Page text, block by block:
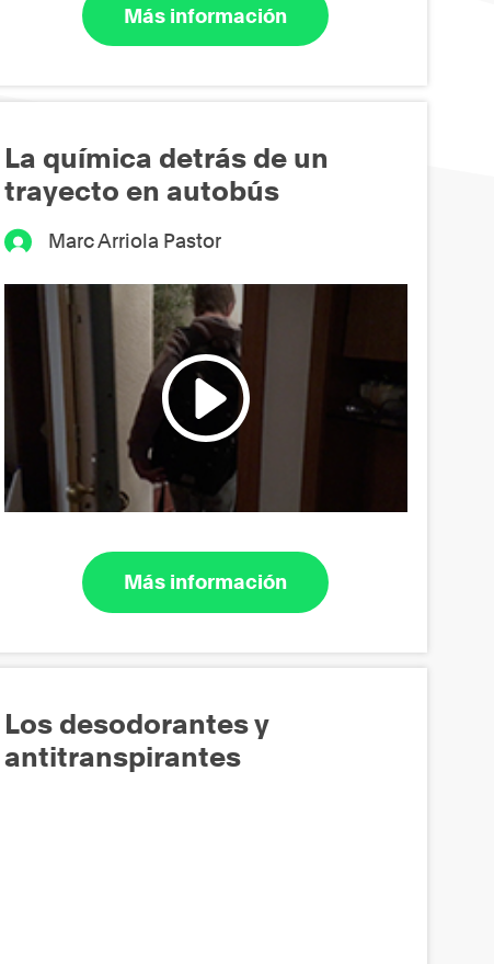
Más información
La química detrás de un
trayecto en autobús
Marc Arriola Pastor
Más información
Los desodorantes y
antitranspirantes